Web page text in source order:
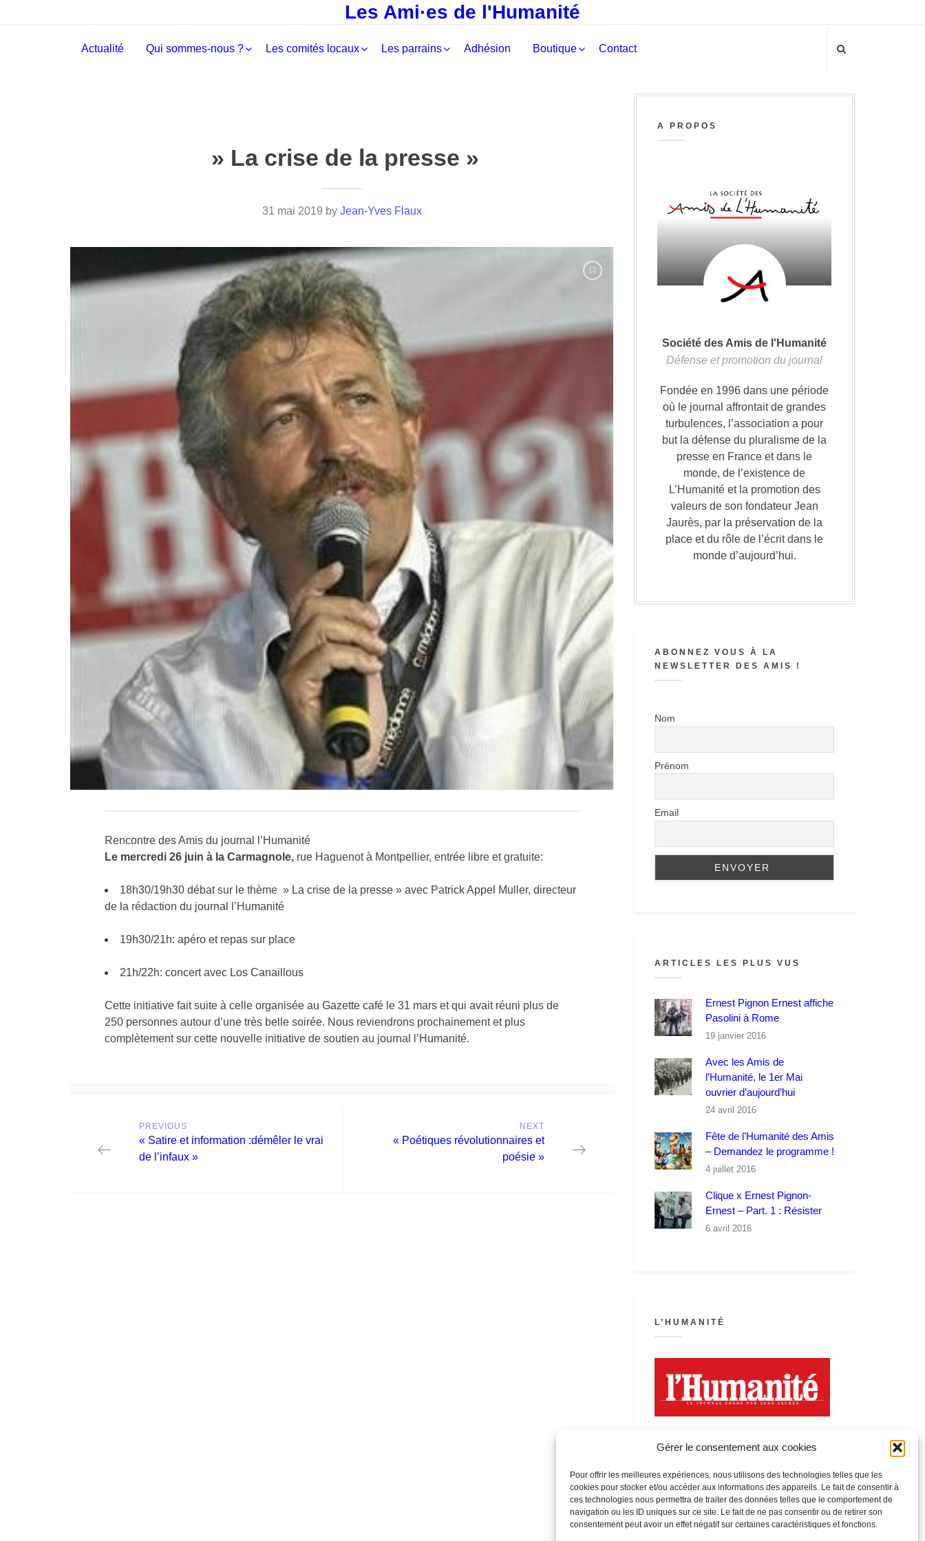
Gérer le consentement aux cookies
Pour offrir les meilleures expériences, nous utilisons des technologies telles que les
cookies pour stocker et/ou accéder aux informations des appareils. Le fait de consentir à
ces technologies nous permettra de traiter des données telles que le comportement de
navigation ou les ID uniques sur ce site. Le fait de ne pas consentir ou de retirer son
consentement peut avoir un effet négatif sur certaines caractéristiques et fonctions.
Les Ami·es de l'Humanité
Actualité Qui sommes-nous ? Les comités locaux Les parrains Adhésion Boutique Contact
» La crise de la presse »
31 mai 2019 by Jean-Yves Flaux
Rencontre des Amis du journal l’Humanité
Le mercredi 26 juin à la Carmagnole, rue Haguenot à Montpellier, entrée libre et gratuite:
18h30/19h30 débat sur le thème » La crise de la presse » avec Patrick Appel Muller, directeur
de la rédaction du journal l’Humanité
19h30/21h: apéro et repas sur place
21h/22h: concert avec Los Canaillous
Cette initiative fait suite à celle organisée au Gazette café le 31 mars et qui avait réuni plus de
250 personnes autour d’une très belle soirée. Nous reviendrons prochainement et plus
complètement sur cette nouvelle initiative de soutien au journal l’Humanité.
navigation
PREVIOUS
Previous
post:
« Satire et information :démêler le vrai
de l’infaux »
NEXT
Next
« Poétiques révolutionnaires et
poésie »
A PROPOS
Société des Amis de l'Humanité
Défense et promotion du journal
Fondée en 1996 dans une période
où le journal affrontait de grandes
turbulences, l’association a pour
but la défense du pluralisme de la
presse en France et dans le
monde, de l’existence de
L’Humanité et la promotion des
valeurs de son fondateur Jean
Jaurès, par la préservation de la
place et du rôle de l’écrit dans le
monde d’aujourd’hui.
ABONNEZ VOUS À LA
NEWSLETTER DES AMIS !
Nom
Prénom
Email
ARTICLES LES PLUS VUS
Ernest Pignon Ernest affiche
Pasolini à Rome
19 janvier 2016
Avec les Amis de
l’Humanité, le 1er Mai
ouvrier d’aujourd’hui
24 avril 2016
Fête de l’Humanité des Amis
– Demandez le programme !
4 juillet 2016
Clique x Ernest Pignon-
Ernest – Part. 1 : Résister
6 avril 2016
L’HUMANITÉ
LA FÊTE DE L’HUMANITÉ